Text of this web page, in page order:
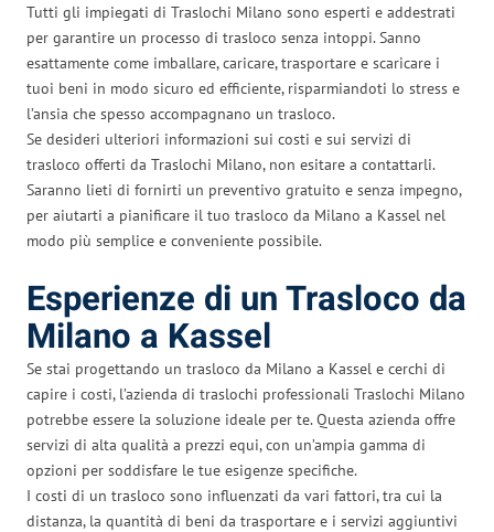
Tutti gli impiegati di Traslochi Milano sono esperti e addestrati
per garantire un processo di trasloco senza intoppi. Sanno
esattamente come imballare, caricare, trasportare e scaricare i
tuoi beni in modo sicuro ed efficiente, risparmiandoti lo stress e
l’ansia che spesso accompagnano un trasloco.
Se desideri ulteriori informazioni sui costi e sui servizi di
trasloco offerti da Traslochi Milano, non esitare a contattarli.
Saranno lieti di fornirti un preventivo gratuito e senza impegno,
per aiutarti a pianificare il tuo trasloco da Milano a Kassel nel
modo più semplice e conveniente possibile.
Esperienze di un Trasloco da
Milano a Kassel
Se stai progettando un trasloco da Milano a Kassel e cerchi di
capire i costi, l’azienda di traslochi professionali Traslochi Milano
potrebbe essere la soluzione ideale per te. Questa azienda offre
servizi di alta qualità a prezzi equi, con un’ampia gamma di
opzioni per soddisfare le tue esigenze specifiche.
I costi di un trasloco sono influenzati da vari fattori, tra cui la
distanza, la quantità di beni da trasportare e i servizi aggiuntivi